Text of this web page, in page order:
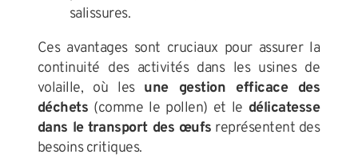
salissures.
Ces avantages sont cruciaux pour assurer la
continuité des activités dans les usines de
volaille, où les une gestion efficace des
déchets (comme le pollen) et le délicatesse
dans le transport des œufs représentent des
besoins critiques.